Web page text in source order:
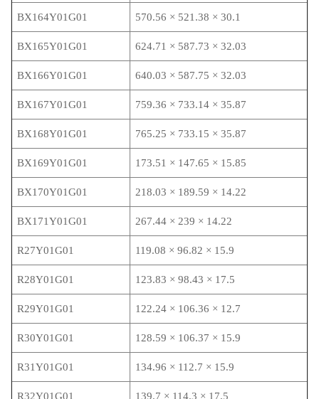
BX164Y01G01 570.56 × 521.38 × 30.1
BX165Y01G01 624.71 × 587.73 × 32.03
BX166Y01G01 640.03 × 587.75 × 32.03
BX167Y01G01 759.36 × 733.14 × 35.87
BX168Y01G01 765.25 × 733.15 × 35.87
BX169Y01G01 173.51 × 147.65 × 15.85
BX170Y01G01 218.03 × 189.59 × 14.22
BX171Y01G01 267.44 × 239 × 14.22
R27Y01G01 119.08 × 96.82 × 15.9
R28Y01G01 123.83 × 98.43 × 17.5
R29Y01G01 122.24 × 106.36 × 12.7
R30Y01G01 128.59 × 106.37 × 15.9
R31Y01G01 134.96 × 112.7 × 15.9
R32Y01G01 139.7 × 114.3 × 17.5